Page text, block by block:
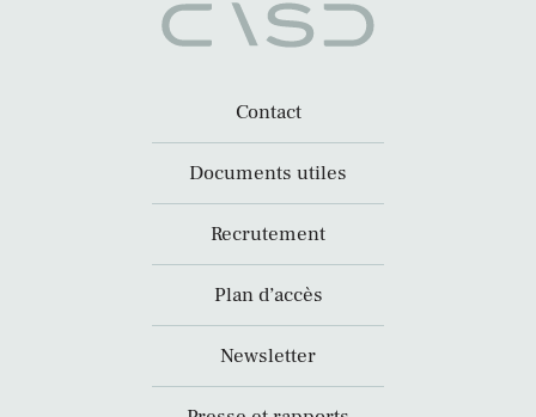
Contact
Documents utiles
Recrutement
Plan d’accès
Newsletter